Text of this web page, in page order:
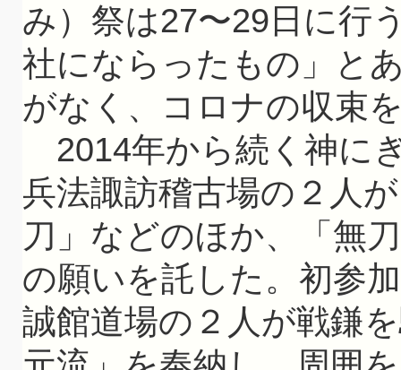
み）祭は27〜29日に行
社にならったもの」と
がなく、コロナの収束
2014年から続く神に
兵法諏訪稽古場の２人
刀」などのほか、「無
の願いを託した。初参
誠館道場の２人が戦鎌